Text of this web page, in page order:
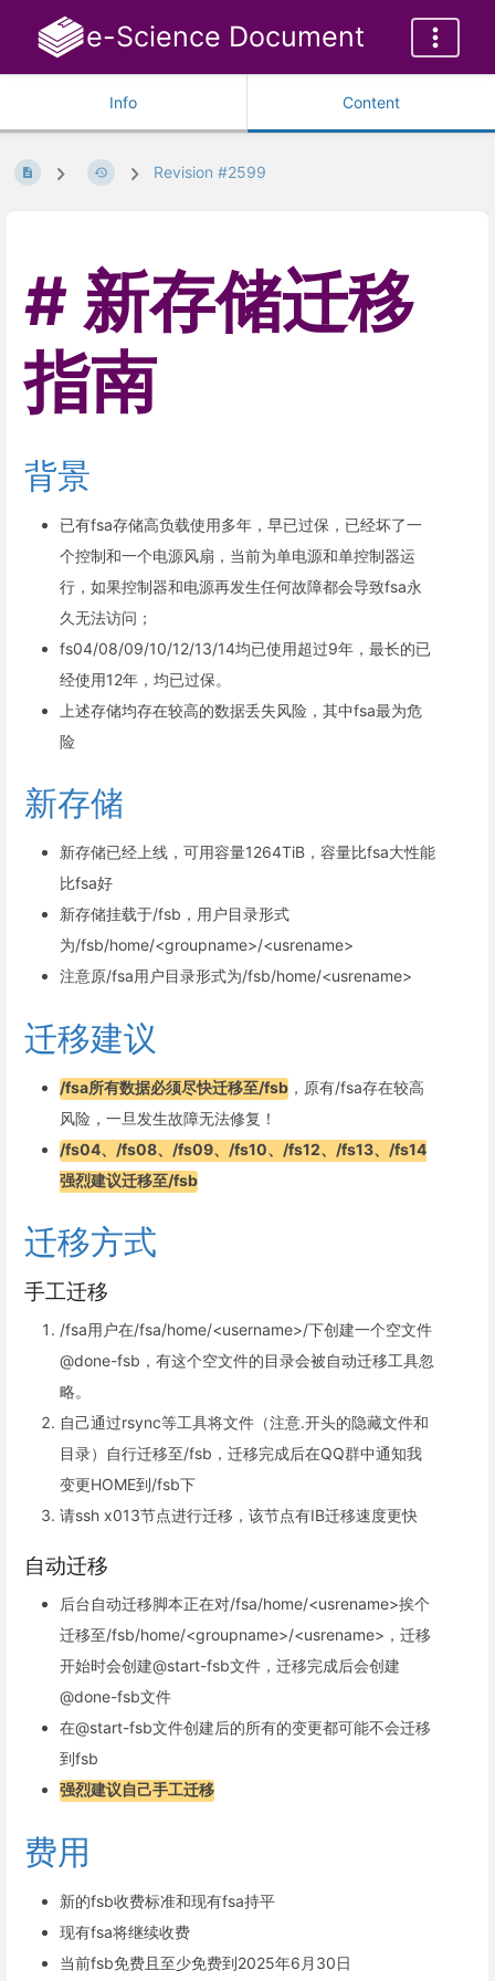
e-Science Document
Info Content
Revision #2599
新存储迁移
指南
背景
已有fsa存储高负载使用多年，早已过保，已经坏了一
个控制和一个电源风扇，当前为单电源和单控制器运
行，如果控制器和电源再发生任何故障都会导致fsa永
久无法访问；
fs04/08/09/10/12/13/14均已使用超过9年，最长的已
经使用12年，均已过保。
上述存储均存在较高的数据丢失风险，其中fsa最为危
险
新存储
新存储已经上线，可用容量1264TiB，容量比fsa大性能
比fsa好
新存储挂载于/fsb，用户目录形式
为/fsb/home/<groupname>/<usrename>
注意原/fsa用户目录形式为/fsb/home/<usrename>
迁移建议
/fsa所有数据必须尽快迁移至/fsb ，原有/fsa存在较高
风险，一旦发生故障无法修复！
/fs04、/fs08、/fs09、/fs10、/fs12、/fs13、/fs14
强烈建议迁移至/fsb
迁移方式
手工迁移
/fsa用户在/fsa/home/<username>/下创建一个空文件
@done-fsb，有这个空文件的目录会被自动迁移工具忽
略。
自己通过rsync等工具将文件（注意.开头的隐藏文件和
目录）自行迁移至/fsb，迁移完成后在QQ群中通知我
变更HOME到/fsb下
请ssh x013节点进行迁移，该节点有IB迁移速度更快
自动迁移
后台自动迁移脚本正在对/fsa/home/<usrename>挨个
迁移至/fsb/home/<groupname>/<usrename>，迁移
开始时会创建@start-fsb文件，迁移完成后会创建
@done-fsb文件
在@start-fsb文件创建后的所有的变更都可能不会迁移
到fsb
强烈建议自己手工迁移
费用
新的fsb收费标准和现有fsa持平
现有fsa将继续收费
当前fsb免费且至少免费到2025年6月30日